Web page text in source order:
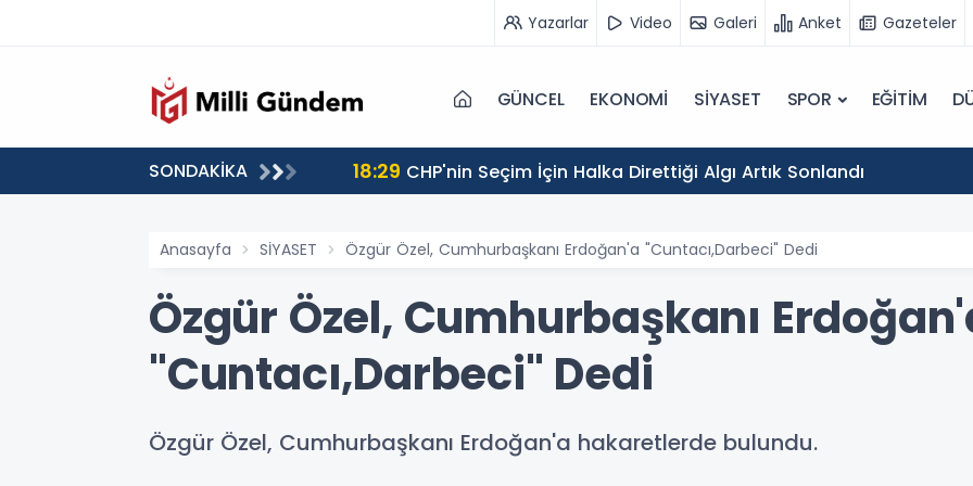
Yazarlar Video Galeri Anket Gazeteler
GÜNCEL EKONOMİ SİYASET SPOR EĞİTİM
SONDAKİKA 18:29 CHP'nin Seçim İçin Halka Direttiği Algı Artık Sonlandı
Anasayfa SİYASET Özgür Özel, Cumhurbaşkanı Erdoğan'a "Cuntacı,Darbeci" Dedi
Özgür Özel, Cumhurbaşkanı
"Cuntacı,Darbeci" Dedi
Özgür Özel, Cumhurbaşkanı Erdoğan'a hakaretlerde bulundu.